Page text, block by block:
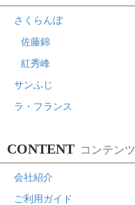
さくらんぼ
佐藤錦
紅秀峰
サンふじ
ラ・フランス
CONTENT コンテンツ
会社紹介
ご利用ガイド